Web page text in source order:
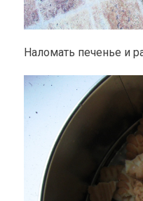
Наломать печенье и